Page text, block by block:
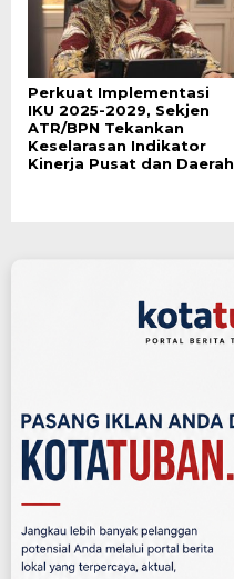
Perkuat Implementasi
IKU 2025-2029, Sekjen
ATR/BPN Tekankan
Keselarasan Indikator
Kinerja Pusat dan Daerah